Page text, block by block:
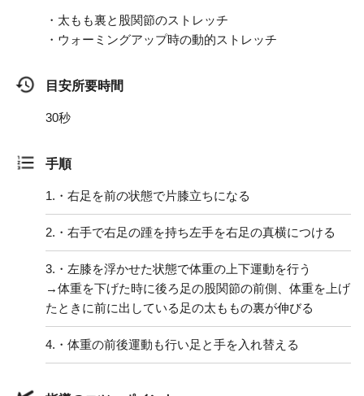
・太もも裏と股関節のストレッチ
・ウォーミングアップ時の動的ストレッチ
目安所要時間
30秒
手順
1. ・右足を前の状態で片膝立ちになる
2. ・右手で右足の踵を持ち左手を右足の真横につける
3. ・左膝を浮かせた状態で体重の上下運動を行う
→体重を下げた時に後ろ足の股関節の前側、体重を上げ
たときに前に出している足の太ももの裏が伸びる
4. ・体重の前後運動も行い足と手を入れ替える